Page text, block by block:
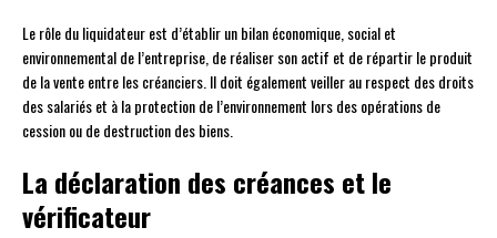
Le rôle du liquidateur est d’établir un bilan économique, social et
environnemental de l’entreprise, de réaliser son actif et de répartir le produit
de la vente entre les créanciers. Il doit également veiller au respect des droits
des salariés et à la protection de l’environnement lors des opérations de
cession ou de destruction des biens.
La déclaration des créances et le
vérificateur